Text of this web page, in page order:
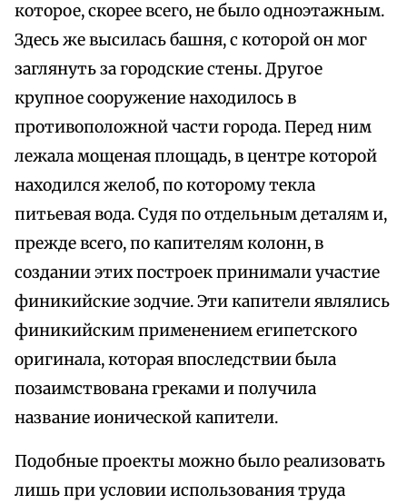
которое, скорее всего, не было одноэтажным.
Здесь же высилась башня, с которой он мог
заглянуть за городские стены. Другое
крупное сооружение находилось в
противоположной части города. Перед ним
лежала мощеная площадь, в центре которой
находился желоб, по которому текла
питьевая вода. Судя по отдельным деталям и,
прежде всего, по капителям колонн, в
создании этих построек принимали участие
финикийские зодчие. Эти капители являлись
финикийским применением египетского
оригинала, которая впоследствии была
позаимствована греками и получила
название ионической капители.
Подобные проекты можно было реализовать
лишь при условии использования труда